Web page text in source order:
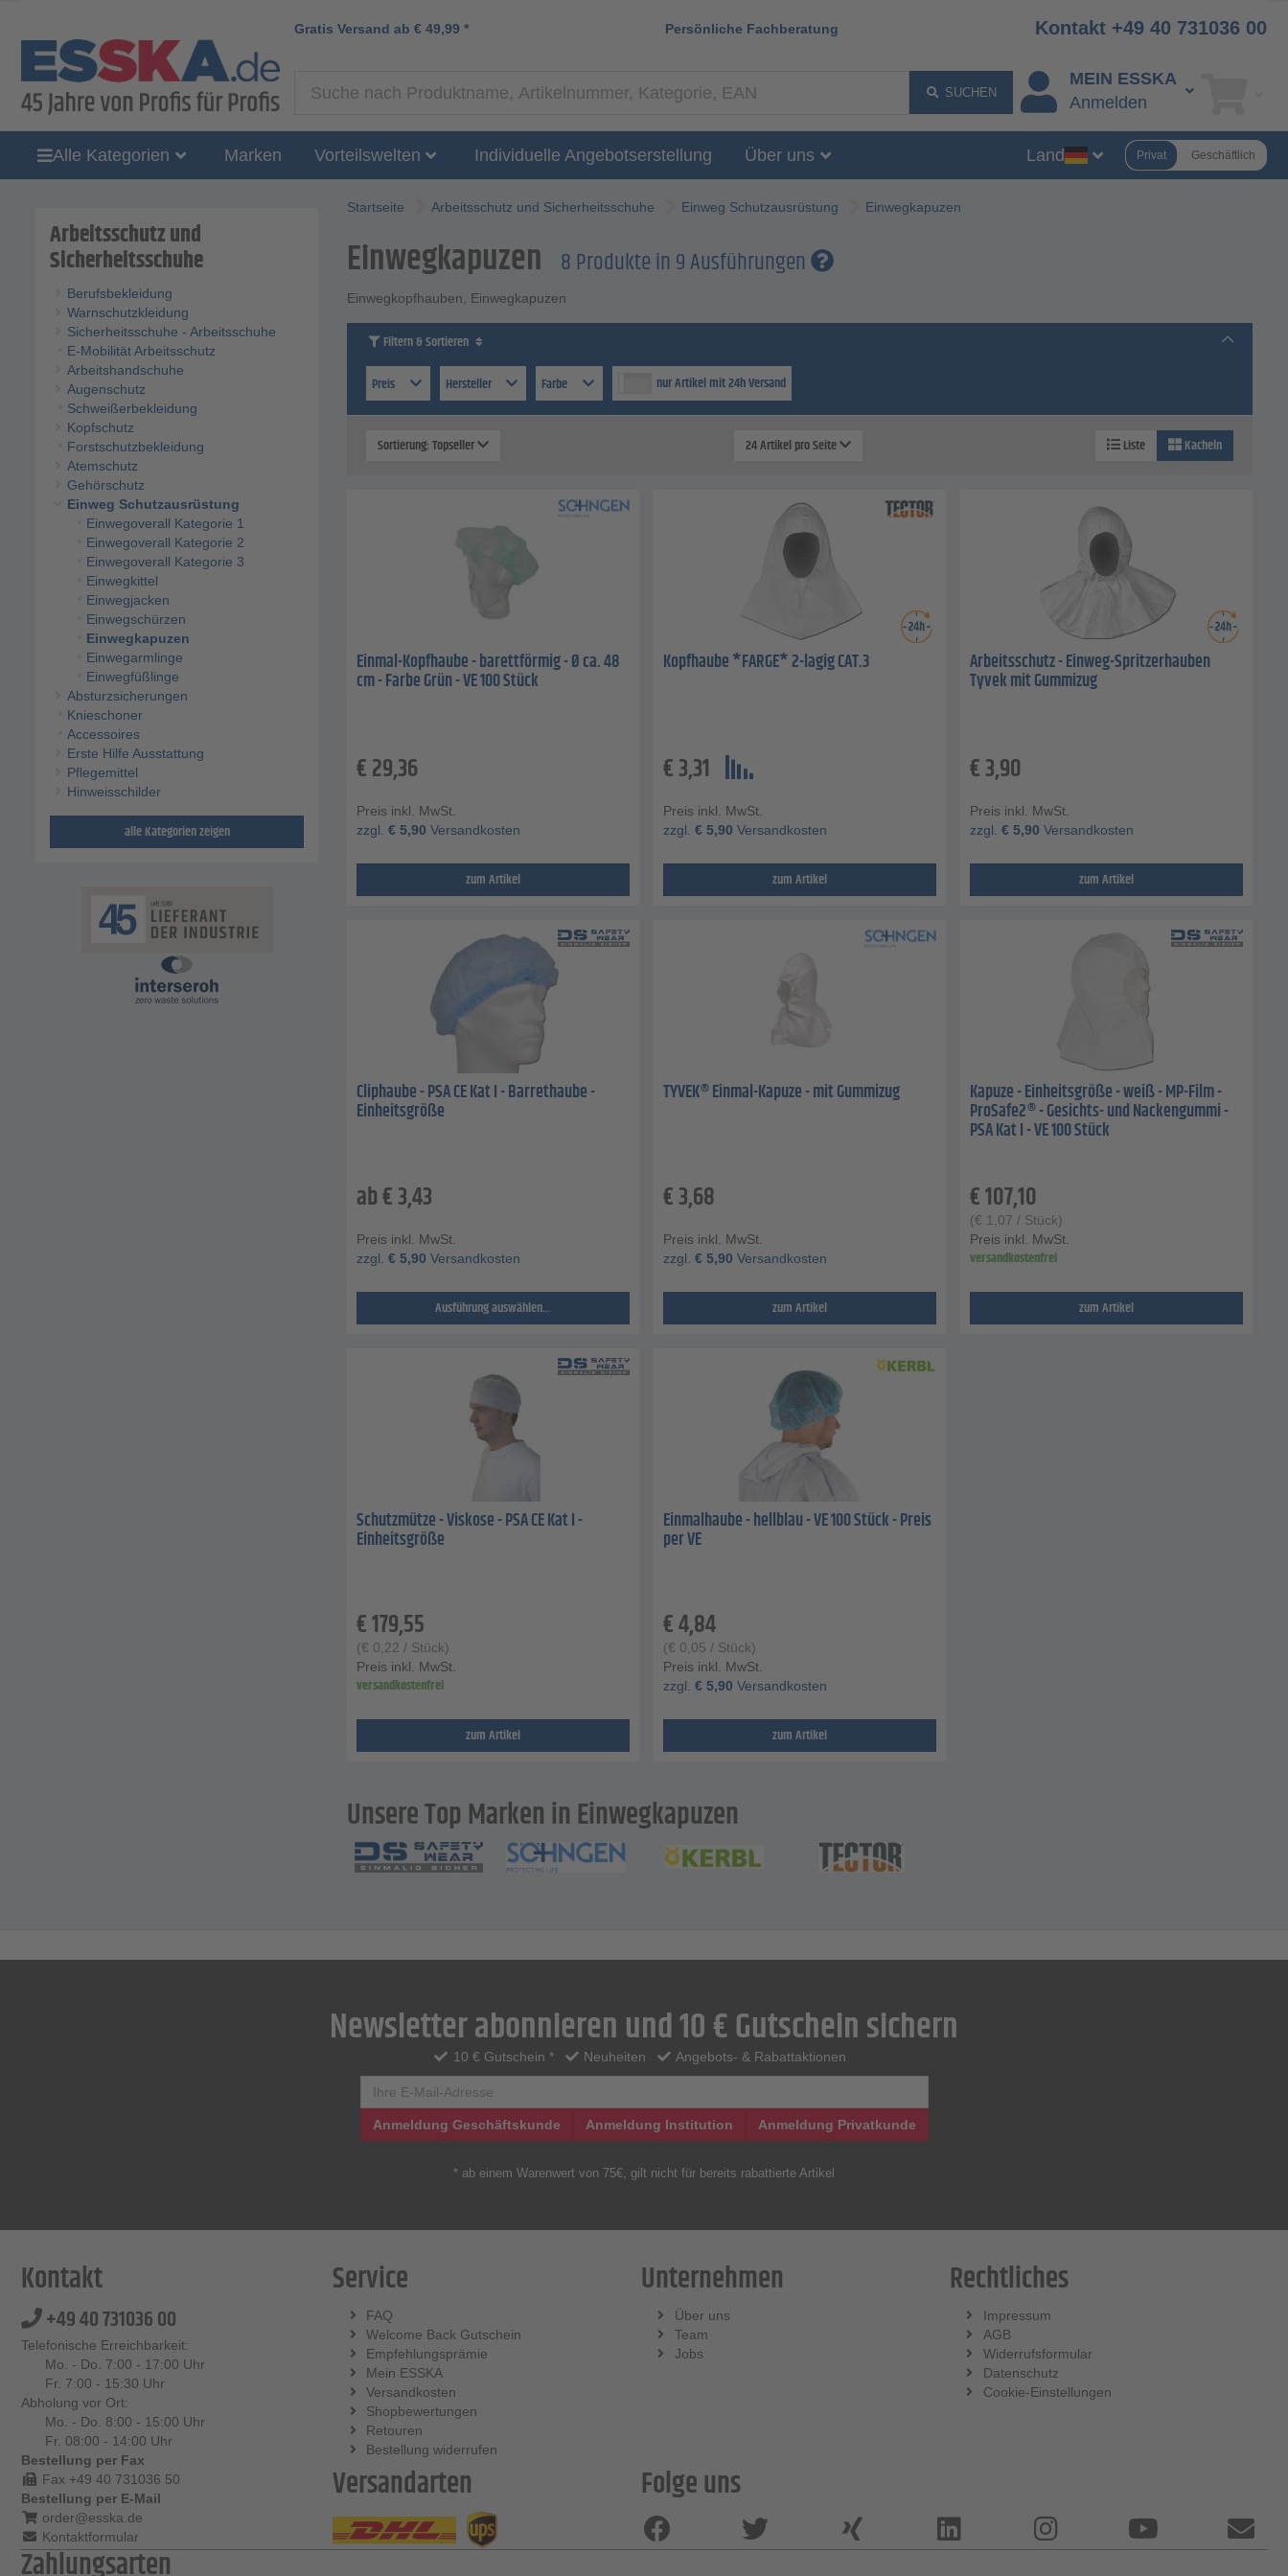
Gratis Versand ab € 49,99 * Persönliche Fachberatung Kontakt +49 40 731036 00
SUCHEN
MEIN ESSKA
Anmelden
Alle Kategorien Marken Vorteilswelten Individuelle Angebotserstellung Über uns Land Privat Geschäftlich
Arbeitsschutz und
Sicherheitsschuhe
Berufsbekleidung
Warnschutzkleidung
Sicherheitsschuhe - Arbeitsschuhe
E-Mobilität Arbeitsschutz
Arbeitshandschuhe
Augenschutz
Schweißerbekleidung
Kopfschutz
Forstschutzbekleidung
Atemschutz
Gehörschutz
Einweg Schutzausrüstung
Einwegoverall Kategorie 1
Einwegoverall Kategorie 2
Einwegoverall Kategorie 3
Einwegkittel
Einwegjacken
Einwegschürzen
Einwegkapuzen
Einwegarmlinge
Einwegfüßlinge
Absturzsicherungen
Knieschoner
Accessoires
Erste Hilfe Ausstattung
Pflegemittel
Hinweisschilder
alle Kategorien zeigen
Startseite Arbeitsschutz und Sicherheitsschuhe Einweg Schutzausrüstung Einwegkapuzen
Einwegkapuzen 8 Produkte in 9 Ausführungen
Einwegkopfhauben, Einwegkapuzen
Filtern & Sortieren
Preis
Hersteller Farbe nur Artikel mit 24h Versand
Sortierung: Topseller 24 Artikel pro Seite Liste Kacheln
Einmal-Kopfhaube - barettförmig - Ø ca. 48
cm - Farbe Grün - VE 100 Stück
€29,36
Preis inkl. MwSt.
zzgl. € 5,90 Versandkosten
zum Artikel
Kopfhaube *FARGE* 2-lagig CAT.3
€3,31
Preis inkl. MwSt.
zzgl. € 5,90 Versandkosten
zum Artikel
Arbeitsschutz - Einweg-Spritzerhauben
Tyvek mit Gummizug
€3,90
Preis inkl. MwSt.
zzgl. € 5,90 Versandkosten
zum Artikel
Cliphaube - PSA CE Kat I - Barrethaube -
Einheitsgröße
ab€3,43
Preis inkl. MwSt.
zzgl. € 5,90 Versandkosten
Ausführung auswählen...
TYVEK® Einmal-Kapuze - mit Gummizug
€3,68
Preis inkl. MwSt.
zzgl. € 5,90 Versandkosten
zum Artikel
Kapuze - Einheitsgröße - weiß - MP-Film -
ProSafe2® - Gesichts- und Nackengummi -
PSA Kat I - VE 100 Stück
€107,10
(€ 1,07 / Stück)
Preis inkl. MwSt.
versandkostenfrei
zum Artikel
Schutzmütze - Viskose - PSA CE Kat I -
Einheitsgröße
€179,55
(€ 0,22 / Stück)
Preis inkl. MwSt.
versandkostenfrei
zum Artikel
Einmalhaube - hellblau - VE 100 Stück - Preis
per VE
€4,84
(€ 0,05 / Stück)
Preis inkl. MwSt.
zzgl. € 5,90 Versandkosten
zum Artikel
Unsere Top Marken in Einwegkapuzen
Newsletter abonnieren und 10 € Gutschein sichern
10 € Gutschein * Neuheiten Angebots- & Rabattaktionen
Anmeldung Geschäftskunde Anmeldung Institution Anmeldung Privatkunde
* ab einem Warenwert von 75€, gilt nicht für bereits rabattierte Artikel
Kontakt
+49 40 731036 00
Telefonische Erreichbarkeit:
Mo. - Do. 7:00 - 17:00 Uhr
Fr. 7:00 - 15:30 Uhr
Abholung vor Ort:
Mo. - Do. 8:00 - 15:00 Uhr
Fr. 08:00 - 14:00 Uhr
Bestellung per Fax
Fax +49 40 731036 50
Bestellung per E-Mail
order@esska.de
Kontaktformular
Service
FAQ
Welcome Back Gutschein
Empfehlungsprämie
Mein ESSKA
Versandkosten
Shopbewertungen
Retouren
Bestellung widerrufen
Unternehmen
Über uns
Team
Jobs
Rechtliches
Impressum
AGB
Widerrufsformular
Datenschutz
Cookie-Einstellungen
Versandarten
Folge uns
Zahlungsarten